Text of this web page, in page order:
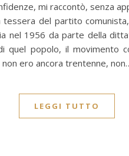
mi raccontò, senza
tessera del partito
nel 1956 da parte della
popolo, il movimento
non ero ancora trentenne,
LEGGI TUTTO